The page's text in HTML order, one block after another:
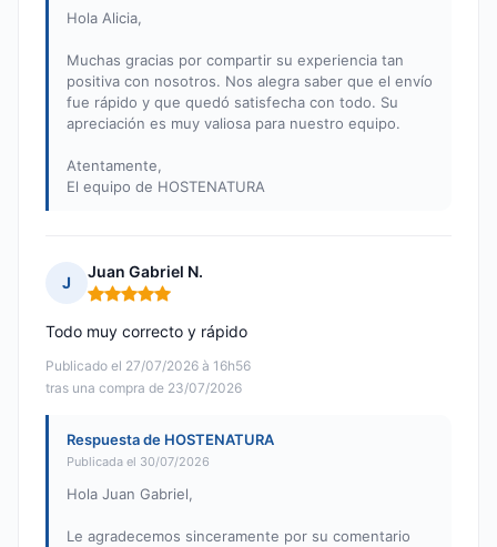
Hola Alicia,
Muchas gracias por compartir su experiencia tan
positiva con nosotros. Nos alegra saber que el envío
fue rápido y que quedó satisfecha con todo. Su
apreciación es muy valiosa para nuestro equipo.
Atentamente,
El equipo de HOSTENATURA
J
Juan Gabriel N.
Nota: 5 de 5
Publicado el 27/07/2026 à 16h56
tras una compra de 23/07/2026
Todo muy correcto y rápido
Respuesta de HOSTENATURA
Publicada el 30/07/2026
Hola Juan Gabriel,
Le agradecemos sinceramente por su comentario